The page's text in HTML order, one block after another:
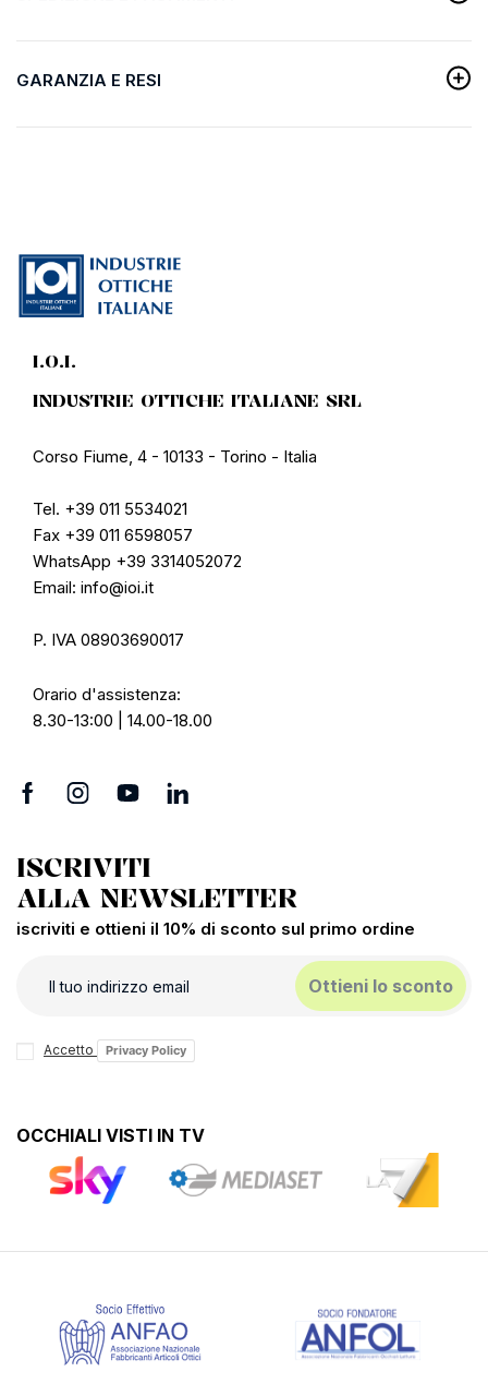
GARANZIA E RESI
I.O.I.
INDUSTRIE OTTICHE ITALIANE SRL
Corso Fiume, 4 - 10133 - Torino - Italia
Tel. +39 011 5534021
Fax +39 011 6598057
WhatsApp +39 3314052072
Email: info@ioi.it
P. IVA 08903690017
Orario d'assistenza:
8.30-13:00 | 14.00-18.00
ISCRIVITI
ALLA NEWSLETTER
iscriviti e ottieni il 10% di sconto sul primo ordine
Ottieni lo sconto
Accetto Privacy Policy
OCCHIALI VISTI IN TV